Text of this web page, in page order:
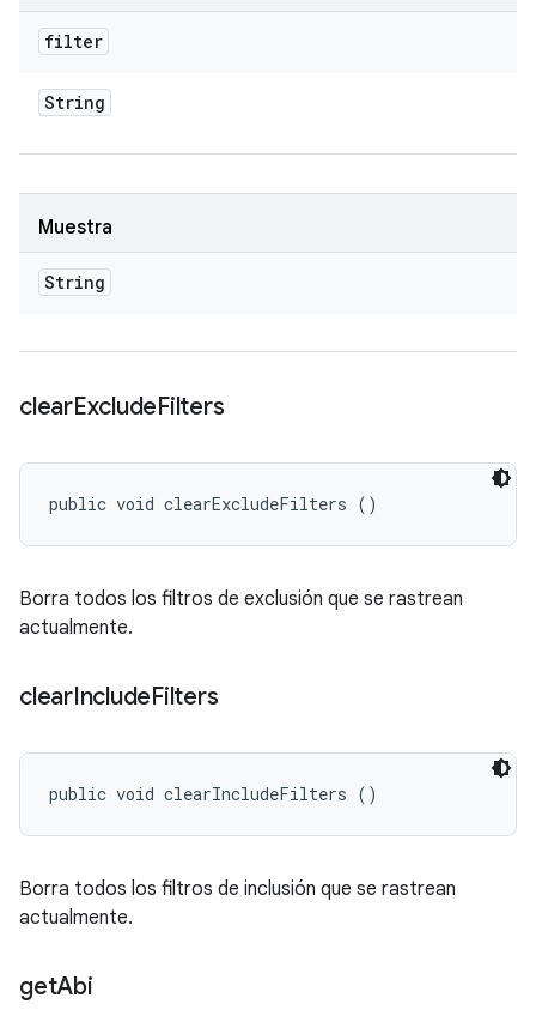
filter
String
Muestra
String
clearExcludeFilters
public void clearExcludeFilters ()
Borra todos los filtros de exclusión que se rastrean
actualmente.
clearIncludeFilters
public void clearIncludeFilters ()
Borra todos los filtros de inclusión que se rastrean
actualmente.
getAbi